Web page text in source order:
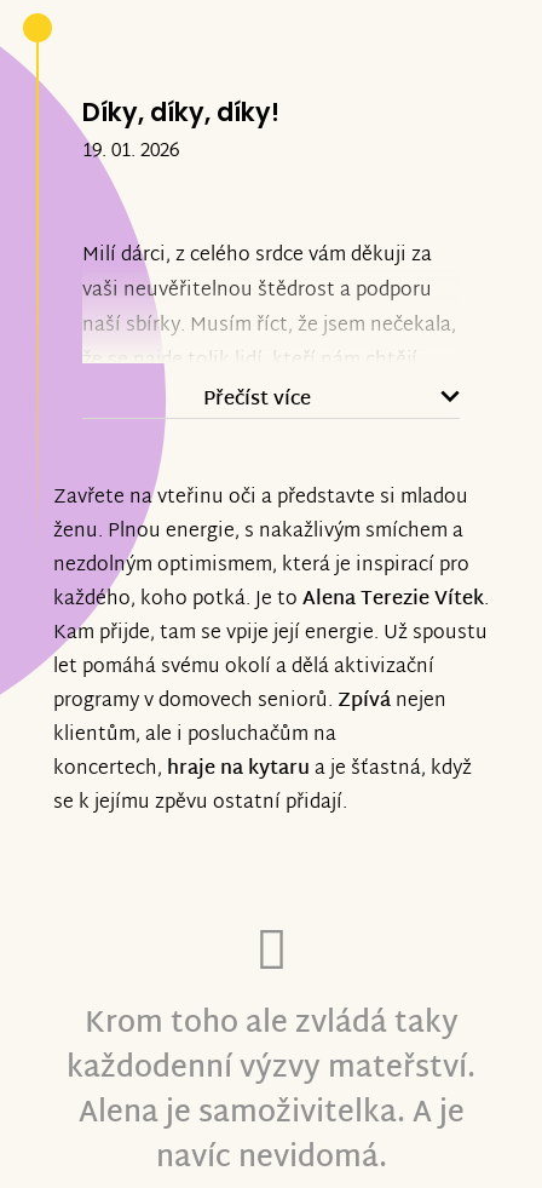
Díky, díky, díky!
19. 01. 2026
Milí dárci, z celého srdce vám děkuji za
vaši neuvěřitelnou štědrost a podporu
naší sbírky. Musím říct, že jsem nečekala,
že se najde tolik lidí, kteří nám chtějí
pomoci. Díky vám může Šarlotka
nastoupit do první třídy s jistotou, že
bude mít tu správnou podporu při učení
psaní, čtení a počítání. Dárcům
děkujeme za to, že s námi jdou po naší
cestě, která není vždy jednoduchá. My to
se Šarlotkou zvládneme, protože máme
rády výzvy. Na startovní rovince teď díky
vám nestojíme samy. Každý váš
příspěvek, každé sdílení a každé
povzbudivé slovo pro nás znamená víc,
než si dokážete představit. Jste úžasní
lidé a my jsme nesmírně vděčné, že
Alena Terezie Vítek a Šarlotka
Přečíst více
Zavřete na vteřinu oči a představte si mladou
ženu. Plnou energie, s nakažlivým smíchem a
nezdolným optimismem, která je inspirací pro
každého, koho potká. Je toAlena Terezie Vítek.
Kam přijde, tam se vpije její energie. Už spoustu
let pomáhá svému okolí a dělá aktivizační
programy v domovech seniorů. Zpívánejen
klientům, ale i posluchačům na
koncertech, hraje na kytarua je šťastná, když
se k jejímu zpěvu ostatní přidají.
Krom toho ale zvládá taky
každodenní výzvy mateřství.
Alena je samoživitelka. A je
navíc nevidomá.